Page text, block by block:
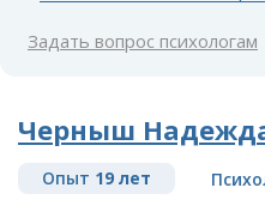
Задать вопрос психологам
Черныш
Опыт 19 лет